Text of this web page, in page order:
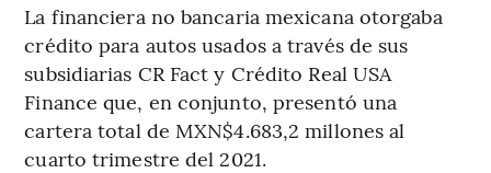
La financiera no bancaria mexicana otorgaba
crédito para autos usados a través de sus
subsidiarias CR Fact y Crédito Real USA
Finance que, en conjunto, presentó una
cartera total de MXN$4.683,2 millones al
cuarto trimestre del 2021.